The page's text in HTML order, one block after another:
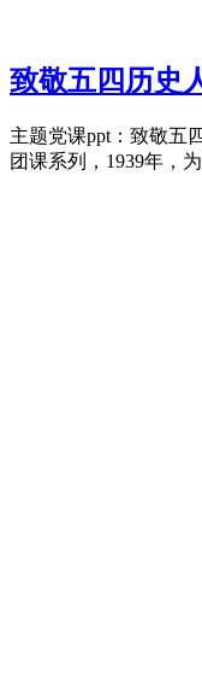
致敬五四历史
主题党课ppt：致敬五
团课系列，1939年，